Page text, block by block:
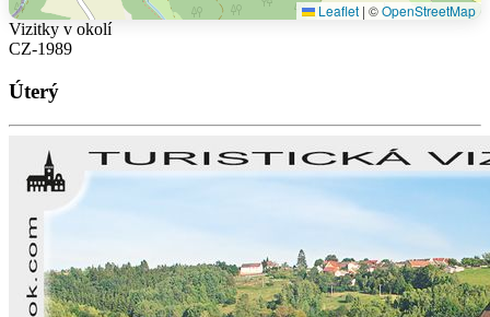
Leaflet | ©OpenStreetMap
Vizitky v okolí
CZ-1989
Úterý